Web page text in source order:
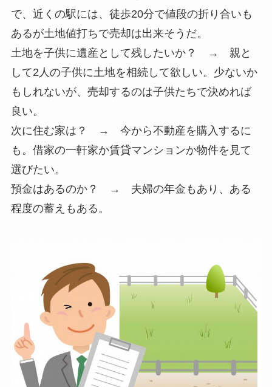
で、近くの駅には、徒歩20分で値段の折り合いも
あるが土地値打ちで売却は出来そうだ。
土地を子供に遺産として残したいか？ → 親と
して2人の子供に土地を相続して欲しい。少ないか
もしれないが、売却するのは子供たちで決めれば
良い。
次に住む家は？ → 今から不動産を購入するに
も。借家の一軒家か賃貸マンションか物件を見て
選びたい。
預金はあるのか？ → 夫婦の年金もあり、ある
程度の蓄えもある。